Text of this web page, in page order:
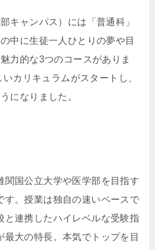
キャンパス）には「普通科」
中に生徒一人ひとりの夢や目
力的な3つのコースがありま
カリキュラムがスタートし、
になりました。
関国公立大学や医学部を目指す
す。授業は独自の速いペースで
と連携したハイレベルな受験指
最大の特長。本気でトップを目